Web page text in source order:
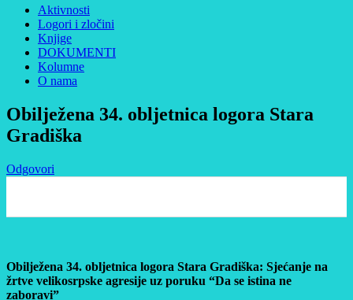
Aktivnosti
Logori i zločini
Knjige
DOKUMENTI
Kolumne
O nama
Obilježena 34. obljetnica logora Stara
Gradiška
Odgovori
Obilježena 34. obljetnica logora Stara Gradiška: Sjećanje na
žrtve velikosrpske agresije uz poruku “Da se istina ne
zaboravi”